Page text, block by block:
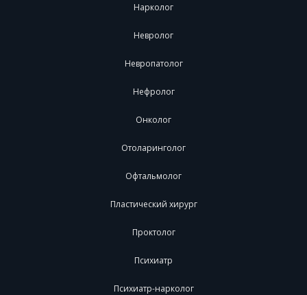
Нарколог
Невролог
Невропатолог
Нефролог
Онколог
Отоларинголог
Офтальмолог
Пластический хирург
Проктолог
Психиатр
Психиатр-нарколог